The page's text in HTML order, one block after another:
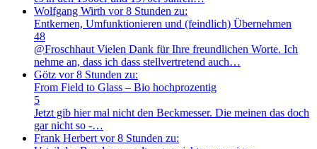
Wolfgang Wirth vor 8 Stunden zu:
Entkernen, Umfunktionieren und (feindlich) Übernehmen
48
@Froschhaut Vielen Dank für Ihre freundlichen Worte. Ich
nehme an, dass ich dass stellvertretend auch…
Götz vor 8 Stunden zu:
From Field to Glass – Bio hochprozentig
5
Jetzt gib hier mal nicht den Beckmesser. Die meinen das doch
gar nicht so -…
Frank Herbert vor 8 Stunden zu: